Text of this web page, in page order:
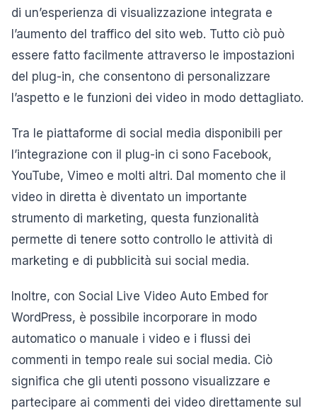
di un’esperienza di visualizzazione integrata e
l’aumento del traffico del sito web. Tutto ciò può
essere fatto facilmente attraverso le impostazioni
del plug-in, che consentono di personalizzare
l’aspetto e le funzioni dei video in modo dettagliato.
Tra le piattaforme di social media disponibili per
l’integrazione con il plug-in ci sono Facebook,
YouTube, Vimeo e molti altri. Dal momento che il
video in diretta è diventato un importante
strumento di marketing, questa funzionalità
permette di tenere sotto controllo le attività di
marketing e di pubblicità sui social media.
Inoltre, con Social Live Video Auto Embed for
WordPress, è possibile incorporare in modo
automatico o manuale i video e i flussi dei
commenti in tempo reale sui social media. Ciò
significa che gli utenti possono visualizzare e
partecipare ai commenti dei video direttamente sul